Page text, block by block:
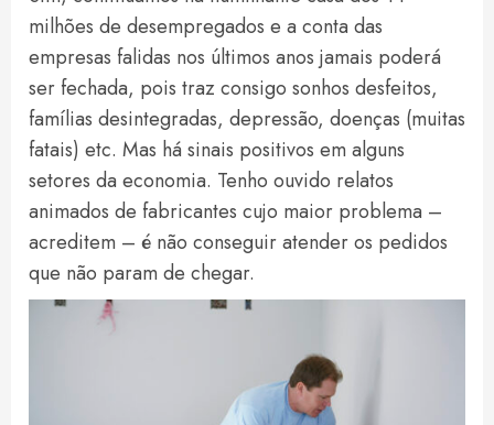
milhões de desempregados e a conta das
empresas falidas nos últimos anos jamais poderá
ser fechada, pois traz consigo sonhos desfeitos,
famílias desintegradas, depressão, doenças (muitas
fatais) etc. Mas há sinais positivos em alguns
setores da economia. Tenho ouvido relatos
animados de fabricantes cujo maior problema –
acreditem – é não conseguir atender os pedidos
que não param de chegar.